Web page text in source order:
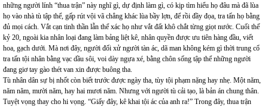
những người lính “thua trận” này nghĩ gì, dự định làm gì, có kịp tìm hiểu họ đâu mà đã lùa
họ vào nhà tù tập thể, gấp rút vội vã chẳng khác lùa bầy lợn, để rồi đầy đọa, tra tấn họ bằng
đủ mọi cách. Vắt cạn tinh thần lẫn thể xác họ như vắt đất khô chắt từng giọt nước. Cuối thế
kỷ 20, ngoài kia nhân loại đang làm bảng liệt kê, nhân quyền được ưu tiên hàng đầu, viết
hoa, gạch dưới. Mà nơi đây, người đối xử người tàn ác, dã man không kém gì thời trung cổ
tra tấn tội nhân bằng vạc dầu sôi, voi dày ngựa xé, bằng chôn sống tập thể những người
đang giơ tay gào thét van xin được buông tha.
Tù nhân dân sự bị nhốt còn biết trước được ngày tha, tùy tội phạm nặng hay nhẹ. Một năm,
năm năm, mười năm, hay hai mươi năm. Nhưng với người tù cải tạo, là bản án chung thân.
Tuyệt vọng thay cho hi vọng. “Giấy đây, kê khai tội ác của anh ra!” Trong đây, thua trận